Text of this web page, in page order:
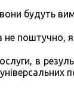
будуть
поштучно,
в